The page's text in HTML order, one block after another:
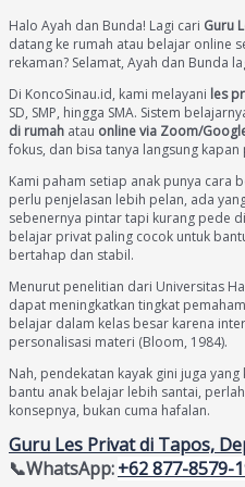
Halo Ayah dan Bunda! Lagi cari Guru
datang ke rumah atau belajar online
rekaman? Selamat, Ayah dan Bunda
Di KoncoSinau.id, kami melayani les
SD, SMP, hingga SMA. Sistem
di rumah atau online via Zoom/
fokus, dan bisa tanya langsung
Kami paham setiap anak punya cara
perlu penjelasan lebih pelan, ada
sebenernya pintar tapi kurang pede
belajar privat paling cocok untuk
bertahap dan stabil.
Menurut penelitian dari Universitas
dapat meningkatkan tingkat
belajar dalam kelas besar karena
personalisasi materi (Bloom, 1984).
Nah, pendekatan kayak gini juga
bantu anak belajar lebih santai,
konsepnya, bukan cuma hafalan.
Guru Les Privat di Tapos,
📞WhatsApp:+62 877-8579-